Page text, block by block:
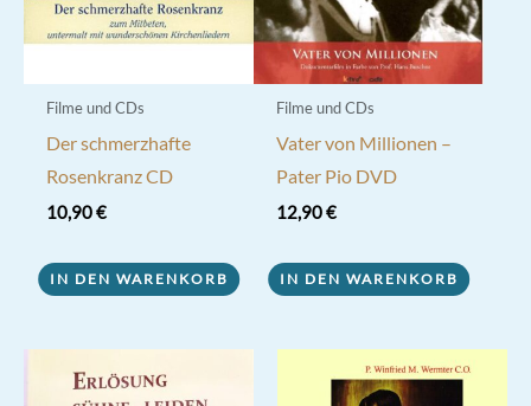
Filme und CDs
Der schmerzhafte
Rosenkranz CD
10,90€
IN DEN WARENKORB
Filme und CDs
Vater von Millionen –
Pater Pio DVD
12,90€
IN DEN WARENKORB